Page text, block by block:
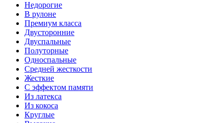
Недорогие
В рулоне
Премиум класса
Двусторонние
Двуспальные
Полуторные
Односпальные
Средней жесткости
Жесткие
С эффектом памяти
Из латекса
Из кокоса
Круглые